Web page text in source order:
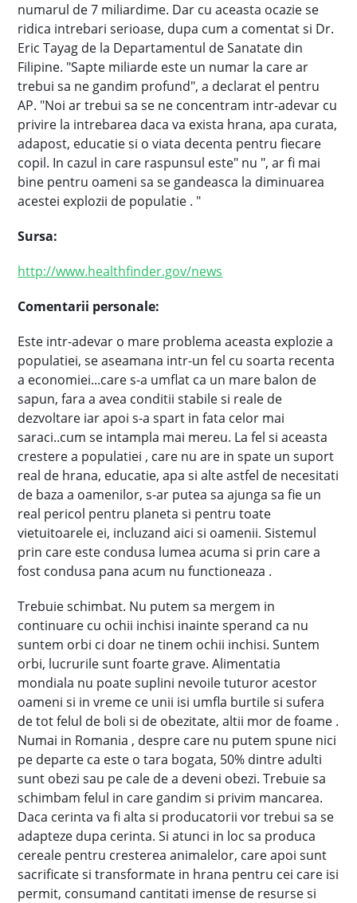
numarul de 7 miliardime. Dar cu aceasta ocazie se
ridica intrebari serioase, dupa cum a comentat si Dr.
Eric Tayag de la Departamentul de Sanatate din
Filipine. "Sapte miliarde este un numar la care ar
trebui sa ne gandim profund", a declarat el pentru
AP. "Noi ar trebui sa se ne concentram intr-adevar cu
privire la intrebarea daca va exista hrana, apa curata,
adapost, educatie si o viata decenta pentru fiecare
copil. In cazul in care raspunsul este" nu ", ar fi mai
bine pentru oameni sa se gandeasca la diminuarea
acestei explozii de populatie . "
Sursa:
http://www.healthfinder.gov/news
Comentarii personale:
Este intr-adevar o mare problema aceasta explozie a
populatiei, se aseamana intr-un fel cu soarta recenta
a economiei...care s-a umflat ca un mare balon de
sapun, fara a avea conditii stabile si reale de
dezvoltare iar apoi s-a spart in fata celor mai
saraci..cum se intampla mai mereu. La fel si aceasta
crestere a populatiei , care nu are in spate un suport
real de hrana, educatie, apa si alte astfel de necesitati
de baza a oamenilor, s-ar putea sa ajunga sa fie un
real pericol pentru planeta si pentru toate
vietuitoarele ei, incluzand aici si oamenii. Sistemul
prin care este condusa lumea acuma si prin care a
fost condusa pana acum nu functioneaza .
Trebuie schimbat. Nu putem sa mergem in
continuare cu ochii inchisi inainte sperand ca nu
suntem orbi ci doar ne tinem ochii inchisi. Suntem
orbi, lucrurile sunt foarte grave. Alimentatia
mondiala nu poate suplini nevoile tuturor acestor
oameni si in vreme ce unii isi umfla burtile si sufera
de tot felul de boli si de obezitate, altii mor de foame .
Numai in Romania , despre care nu putem spune nici
pe departe ca este o tara bogata, 50% dintre adulti
sunt obezi sau pe cale de a deveni obezi. Trebuie sa
schimbam felul in care gandim si privim mancarea.
Daca cerinta va fi alta si producatorii vor trebui sa se
adapteze dupa cerinta. Si atunci in loc sa produca
cereale pentru cresterea animalelor, care apoi sunt
sacrificate si transformate in hrana pentru cei care isi
permit, consumand cantitati imense de resurse si